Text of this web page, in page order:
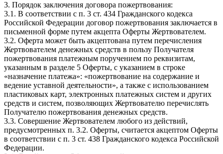
3. Порядок заключения договора пожертвования:
3.1. В соответствии с п. 3 ст. 434 Гражданского кодекса
Российской Федерации договор пожертвования заключается в
письменной форме путем акцепта Оферты Жертвователем.
3.2. Оферта может быть акцептована путем перечисления
Жертвователем денежных средств в пользу Получателя
пожертвования платежным поручением по реквизитам,
указанным в разделе 5 Оферты, с указанием в строке
«назначение платежа»: «пожертвование на содержание и
ведение уставной деятельности», а также с использованием
пластиковых карт, электронных платежных систем и других
средств и систем, позволяющих Жертвователю перечислять
Получателю пожертвования денежных средств.
3.3. Совершение Жертвователем любого из действий,
предусмотренных п. 3.2. Оферты, считается акцептом Оферты
в соответствии с п. 3 ст. 438 Гражданского кодекса Российской
Федерации.